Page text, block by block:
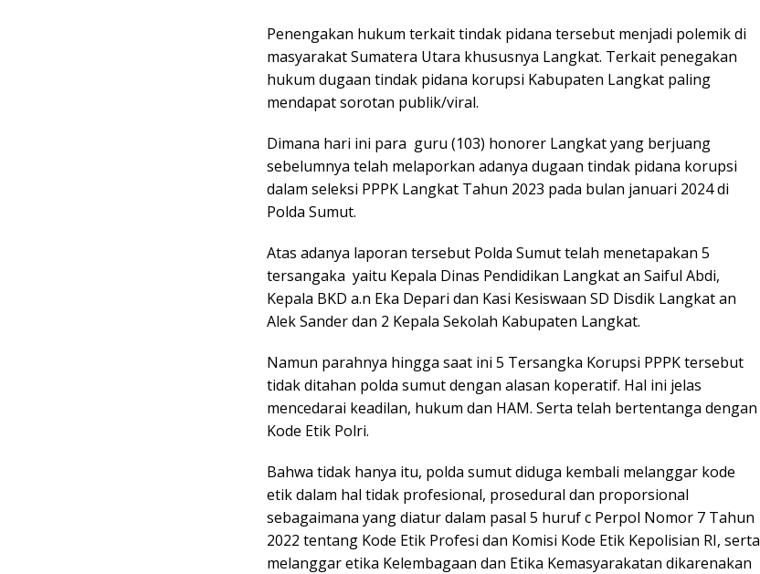
Penengakan hukum terkait tindak pidana tersebut menjadi polemik di
masyarakat Sumatera Utara khususnya Langkat. Terkait penegakan
hukum dugaan tindak pidana korupsi Kabupaten Langkat paling
mendapat sorotan publik/viral.
Dimana hari ini para guru (103) honorer Langkat yang berjuang
sebelumnya telah melaporkan adanya dugaan tindak pidana korupsi
dalam seleksi PPPK Langkat Tahun 2023 pada bulan januari 2024 di
Polda Sumut.
Atas adanya laporan tersebut Polda Sumut telah menetapakan 5
tersangaka yaitu Kepala Dinas Pendidikan Langkat an Saiful Abdi,
Kepala BKD a.n Eka Depari dan Kasi Kesiswaan SD Disdik Langkat an
Alek Sander dan 2 Kepala Sekolah Kabupaten Langkat.
Namun parahnya hingga saat ini 5 Tersangka Korupsi PPPK tersebut
tidak ditahan polda sumut dengan alasan koperatif. Hal ini jelas
mencedarai keadilan, hukum dan HAM. Serta telah bertentanga dengan
Kode Etik Polri.
Bahwa tidak hanya itu, polda sumut diduga kembali melanggar kode
etik dalam hal tidak profesional, prosedural dan proporsional
sebagaimana yang diatur dalam pasal 5 huruf c Perpol Nomor 7 Tahun
2022 tentang Kode Etik Profesi dan Komisi Kode Etik Kepolisian RI, serta
melanggar etika Kelembagaan dan Etika Kemasyarakatan dikarenakan